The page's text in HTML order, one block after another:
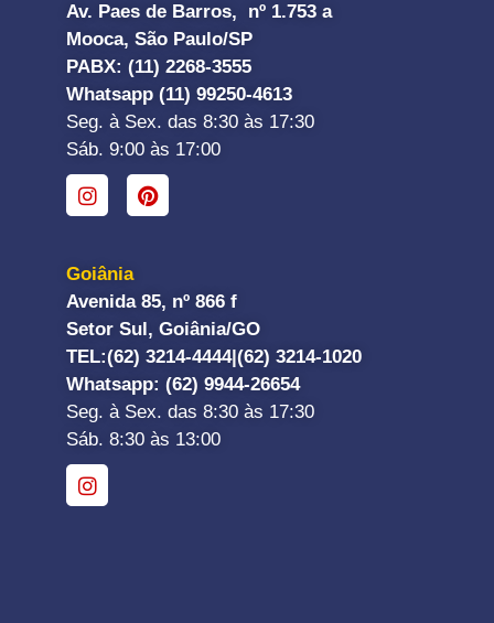
Av. Paes de Barros, nº 1.753 a
Mooca, São Paulo/SP
PABX: (11) 2268-3555
Whatsapp (11) 99250-4613
Seg. à Sex. das 8:30 às 17:30
Sáb. 9:00 às 17:00
Goiânia
Avenida 85, nº 866 f
Setor Sul, Goiânia/GO
TEL:(62) 3214-4444| (62) 3214-1020
Whatsapp: (62) 9944-26654
Seg. à Sex. das 8:30 às 17:30
Sáb. 8:30 às 13:00